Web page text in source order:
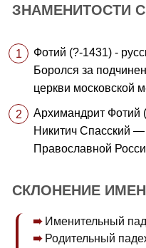
ЗНАМЕНИТОСТИ
Фотий (?-1431) -
Боролся за
церкви московской
Архимандрит Фотий
Никитич Спасский
Православной
СКЛОНЕНИЕ
Именительный
Родительный